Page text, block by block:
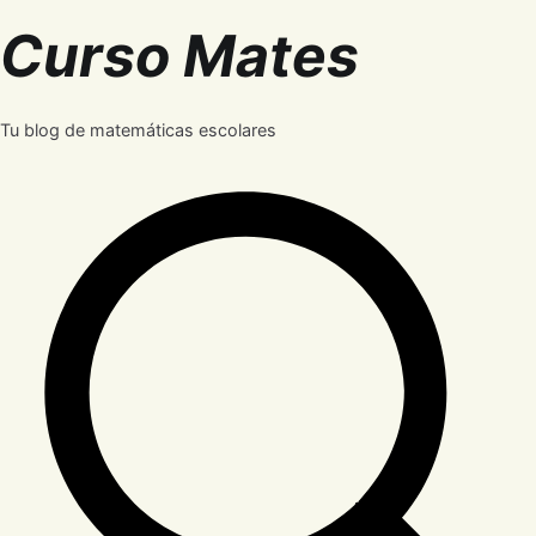
al
contenido
Curso Mates
Tu blog de matemáticas escolares